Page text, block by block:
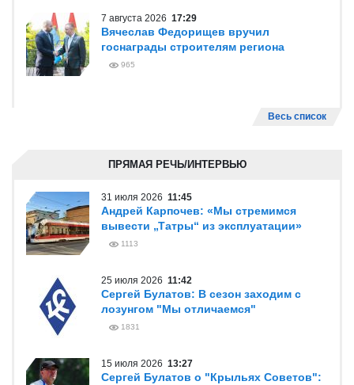
7 августа 2026 17:29
Вячеслав Федорищев вручил
госнаграды строителям региона
965
Весь список
ПРЯМАЯ РЕЧЬ/ИНТЕРВЬЮ
31 июля 2026 11:45
Андрей Карпочев: «Мы стремимся
вывести „Татры“ из эксплуатации»
1113
25 июля 2026 11:42
Сергей Булатов: В сезон заходим с
лозунгом "Мы отличаемся"
1831
15 июля 2026 13:27
Сергей Булатов о "Крыльях Советов":